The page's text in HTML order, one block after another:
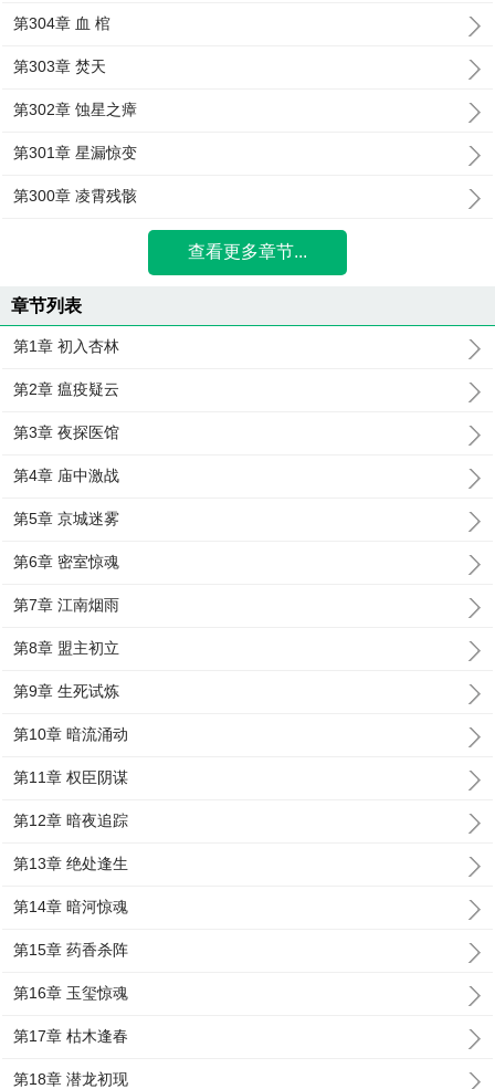
第304章 血 棺
第303章 焚天
第302章 蚀星之瘴
第301章 星漏惊变
第300章 凌霄残骸
查看更多章节...
章节列表
第1章 初入杏林
第2章 瘟疫疑云
第3章 夜探医馆
第4章 庙中激战
第5章 京城迷雾
第6章 密室惊魂
第7章 江南烟雨
第8章 盟主初立
第9章 生死试炼
第10章 暗流涌动
第11章 权臣阴谋
第12章 暗夜追踪
第13章 绝处逢生
第14章 暗河惊魂
第15章 药香杀阵
第16章 玉玺惊魂
第17章 枯木逢春
第18章 潜龙初现